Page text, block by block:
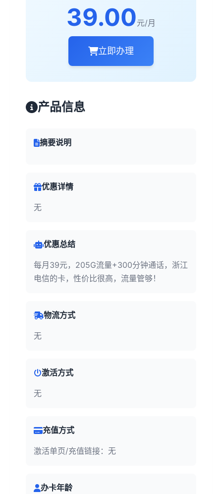
39.00元/月
立即办理
产品信息
摘要说明
优惠详情
无
优惠总结
每月39元，205G流量+300分钟通话，浙江
电信的卡，性价比很高，流量管够！
物流方式
无
激活方式
无
充值方式
激活单页/充值链接：无
办卡年龄